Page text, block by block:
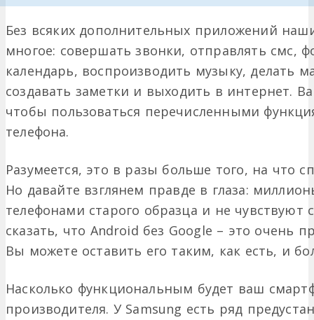
Без всяких дополнительных приложений
многое: совершать звонки, отправлять смс,
календарь, воспроизводить музыку, делать
создавать заметки и выходить в интернет.
чтобы пользоваться перечисленными
телефона.
Разумеется, это в разы больше того, на что
Но давайте взглянем правде в глаза:
телефонами старого образца и не
сказать, что Android без Google – это очень
Вы можете оставить его таким, как есть, и
Насколько функциональным будет ваш
производителя. У Samsung есть ряд